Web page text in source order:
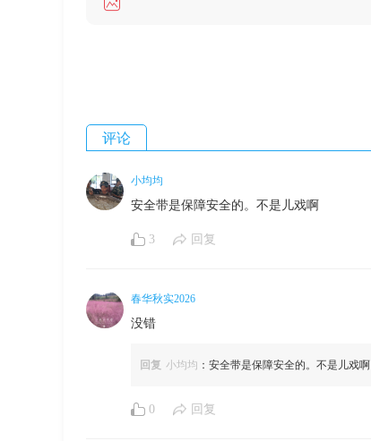
评论
小均均
安全带是保障安全的。不是儿戏啊
3 回复
春华秋实2026
没错
回复 小均均 ：安全带是保障安全的。不是儿戏啊
0 回复